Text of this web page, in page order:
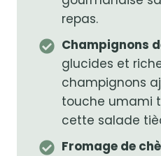
repas.
Champignons
glucides et
champignons
touche umami
cette salade
Fromage de